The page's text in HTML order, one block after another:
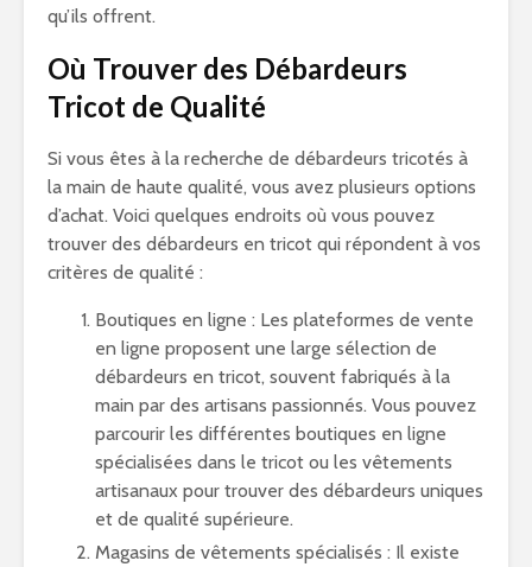
qu’ils offrent.
Où Trouver des Débardeurs
Tricot de Qualité
Si vous êtes à la recherche de débardeurs tricotés à
la main de haute qualité, vous avez plusieurs options
d’achat. Voici quelques endroits où vous pouvez
trouver des débardeurs en tricot qui répondent à vos
critères de qualité :
Boutiques en ligne : Les plateformes de vente
en ligne proposent une large sélection de
débardeurs en tricot, souvent fabriqués à la
main par des artisans passionnés. Vous pouvez
parcourir les différentes boutiques en ligne
spécialisées dans le tricot ou les vêtements
artisanaux pour trouver des débardeurs uniques
et de qualité supérieure.
Magasins de vêtements spécialisés : Il existe